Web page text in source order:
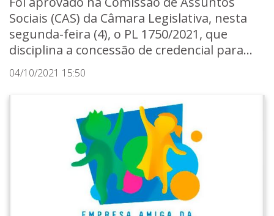
Sociais (CAS) da Câmara Legislativa, nesta
segunda-feira (4), o PL 1750/2021, que
disciplina a concessão de credencial para...
04/10/2021 15:50